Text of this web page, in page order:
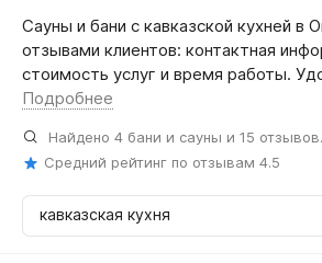
Сауны и бани с кавказской кухней в
отзывами клиентов: контактная
стоимость услуг и время работы.
Подробнее
Найдено 4 бани и сауны и 15 отзывов.
Средний рейтинг по отзывам 4.5